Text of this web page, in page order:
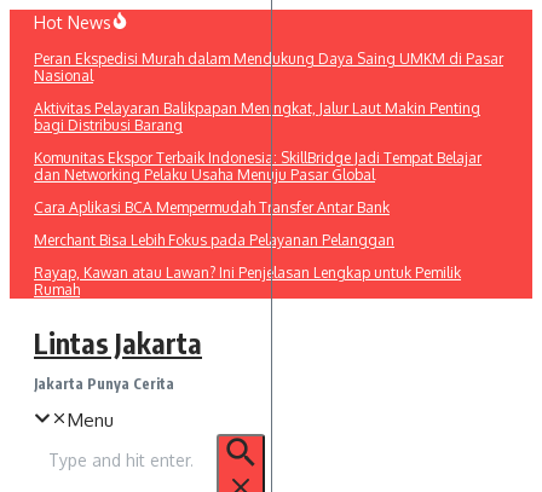
Lewati
konten
Hot News
Peran Ekspedisi Murah dalam Mendukung Daya Saing UMKM di Pasar
Nasional
Aktivitas Pelayaran Balikpapan Meningkat, Jalur Laut Makin Penting
bagi Distribusi Barang
Komunitas Ekspor Terbaik Indonesia: SkillBridge Jadi Tempat Belajar
dan Networking Pelaku Usaha Menuju Pasar Global
Cara Aplikasi BCA Mempermudah Transfer Antar Bank
Merchant Bisa Lebih Fokus pada Pelayanan Pelanggan
Rayap, Kawan atau Lawan? Ini Penjelasan Lengkap untuk Pemilik
Rumah
Lintas Jakarta
Jakarta Punya Cerita
Menu
untuk: